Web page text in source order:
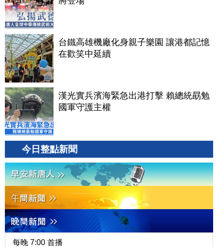
台鐵高雄機廠化身親子樂園 讓港都記憶
在歡笑中延續
漢光實兵濱海緊急出港打擊 賴總統勗勉
國軍守護主權
今日整點新聞
每晚 7:00 首播